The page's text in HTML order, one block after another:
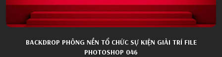
BACKDROP PHÔNG NỀN TỔ CHỨC SỰ KIỆN GIẢI TRÍ FILE
PHOTOSHOP 046